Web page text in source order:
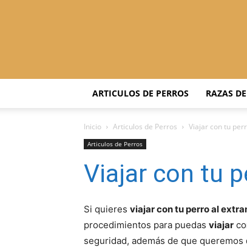
ARTICULOS DE PERROS RAZAS
Inicio Articulos de Perros Viajar con tu
Articulos de Perros
Viajar con tu
Si quieres viajar con tu perro al
procedimientos para puedas viajar
seguridad, además de que